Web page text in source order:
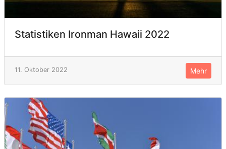
Statistiken Ironman Hawaii 2022
11. Oktober 2022 Mehr